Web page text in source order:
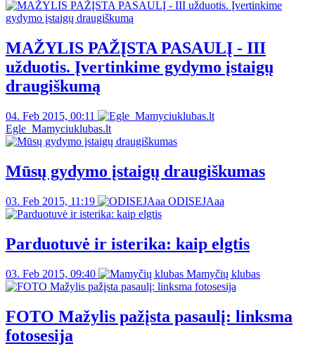
MAŽYLIS PAŽĮSTA PASAULĮ - III
užduotis. Įvertinkime gydymo įstaigų
draugiškumą
04. Feb 2015, 00:11
Egle_Mamyciuklubas.lt
Mūsų gydymo įstaigų draugiškumas
03. Feb 2015, 11:19 ODISEJAaa
Parduotuvė ir isterika: kaip elgtis
03. Feb 2015, 09:40 Mamyčių klubas
FOTO Mažylis pažįsta pasaulį: linksma
fotosesija